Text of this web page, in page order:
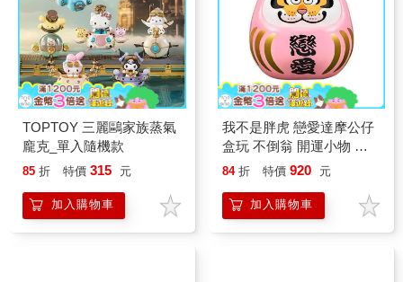
TOPTOY 三麗鷗家族蒸氣
龐克_單入隨機款
85 折 特價 315 元
加入購物車
我不是胖虎 戀愛達摩公仔
盒玩 不倒翁 開運小物 玩
樂主義 FUNISM
84 折 特價 920 元
加入購物車